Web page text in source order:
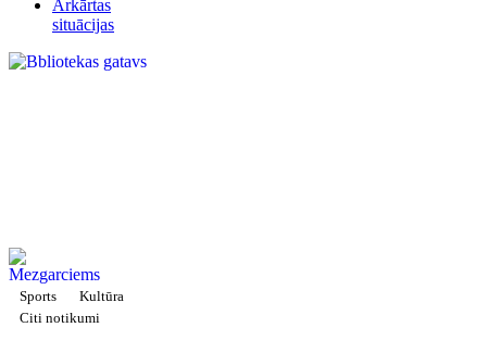
Ārkārtas
situācijas
Sports
Kultūra
Citi notikumi